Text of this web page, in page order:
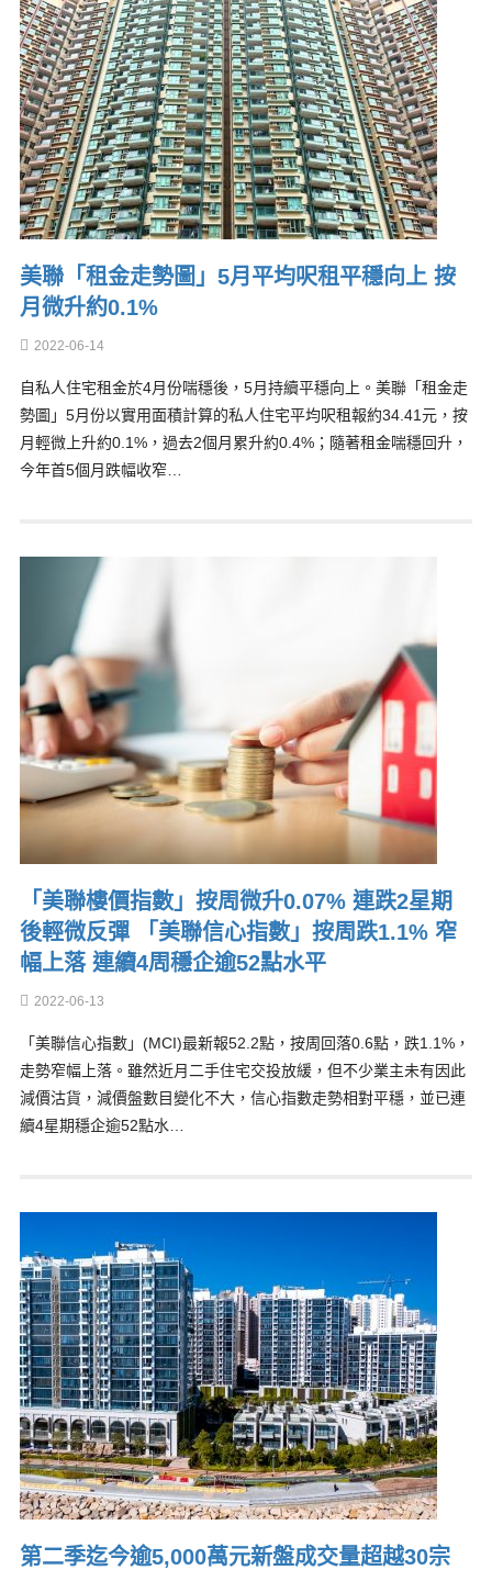
美聯「租金走勢圖」5月平均呎租平穩向上 按
月微升約0.1%
2022-06-14
自私人住宅租金於4月份喘穩後，5月持續平穩向上。美聯「租金走
勢圖」5月份以實用面積計算的私人住宅平均呎租報約34.41元，按
月輕微上升約0.1%，過去2個月累升約0.4%；隨著租金喘穩回升，
今年首5個月跌幅收窄…
「美聯樓價指數」按周微升0.07% 連跌2星期
後輕微反彈 「美聯信心指數」按周跌1.1% 窄
幅上落 連續4周穩企逾52點水平
2022-06-13
「美聯信心指數」(MCI)最新報52.2點，按周回落0.6點，跌1.1%，
走勢窄幅上落。雖然近月二手住宅交投放緩，但不少業主未有因此
減價沽貨，減價盤數目變化不大，信心指數走勢相對平穩，並已連
續4星期穩企逾52點水…
第二季迄今逾5,000萬元新盤成交量超越30宗